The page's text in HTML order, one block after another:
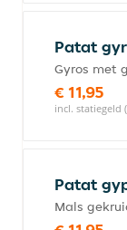
Patat
Gyros met
€ 11,95
incl. statiegeld
Patat
Mals